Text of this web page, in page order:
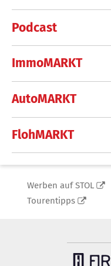
Podcast
ImmoMARKT
AutoMARKT
FlohMARKT
Werben auf STOL
Tourentipps